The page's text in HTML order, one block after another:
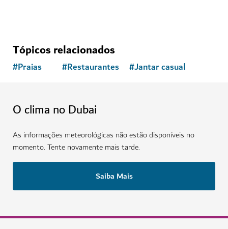
Tópicos relacionados
#Praias #Restaurantes #Jantar casual
O clima no Dubai
As informações meteorológicas não estão disponíveis no
momento. Tente novamente mais tarde.
Saiba Mais